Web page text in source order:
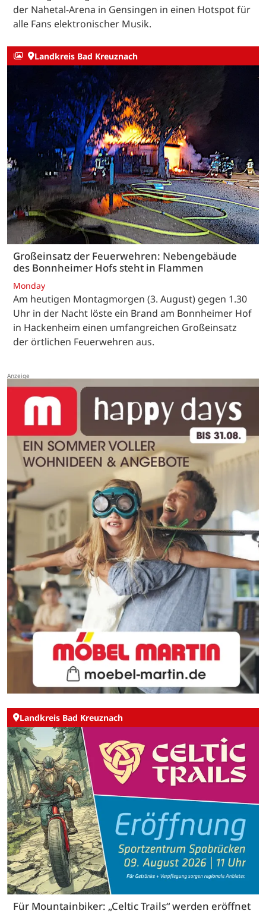
der Nahetal-Arena in Gensingen in einen Hotspot für
alle Fans elektronischer Musik.
Landkreis Bad Kreuznach
Großeinsatz der Feuerwehren: Nebengebäude
des Bonnheimer Hofs steht in Flammen
Monday
Am heutigen Montagmorgen (3. August) gegen 1.30
Uhr in der Nacht löste ein Brand am Bonnheimer Hof
in Hackenheim einen umfangreichen Großeinsatz
der örtlichen Feuerwehren aus.
Landkreis Bad Kreuznach
Für Mountainbiker: „Celtic Trails“ werden eröffnet